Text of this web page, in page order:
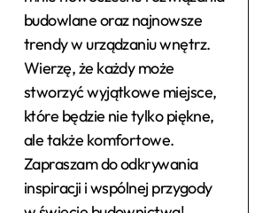
budowlane oraz najnowsze
trendy w urządzaniu wnętrz.
Wierzę, że każdy może
stworzyć wyjątkowe miejsce,
które będzie nie tylko piękne,
ale także komfortowe.
Zapraszam do odkrywania
inspiracji i wspólnej przygody